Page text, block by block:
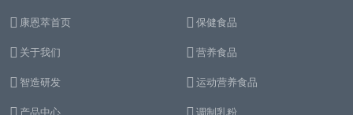
康恩萃首页
关于我们
智造研发
产品中心
保健食品
营养食品
运动营养食品
调制乳粉